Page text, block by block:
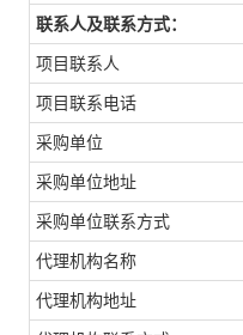
联系人及联系方式：
项目联系人
项目联系电话
采购单位
采购单位地址
采购单位联系方式
代理机构名称
代理机构地址